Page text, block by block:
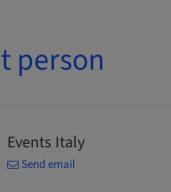
person
Events Italy
Send email